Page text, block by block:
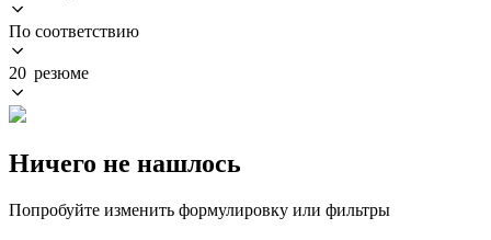
По соответствию
20 резюме
Ничего не нашлось
Попробуйте изменить формулировку или фильтры